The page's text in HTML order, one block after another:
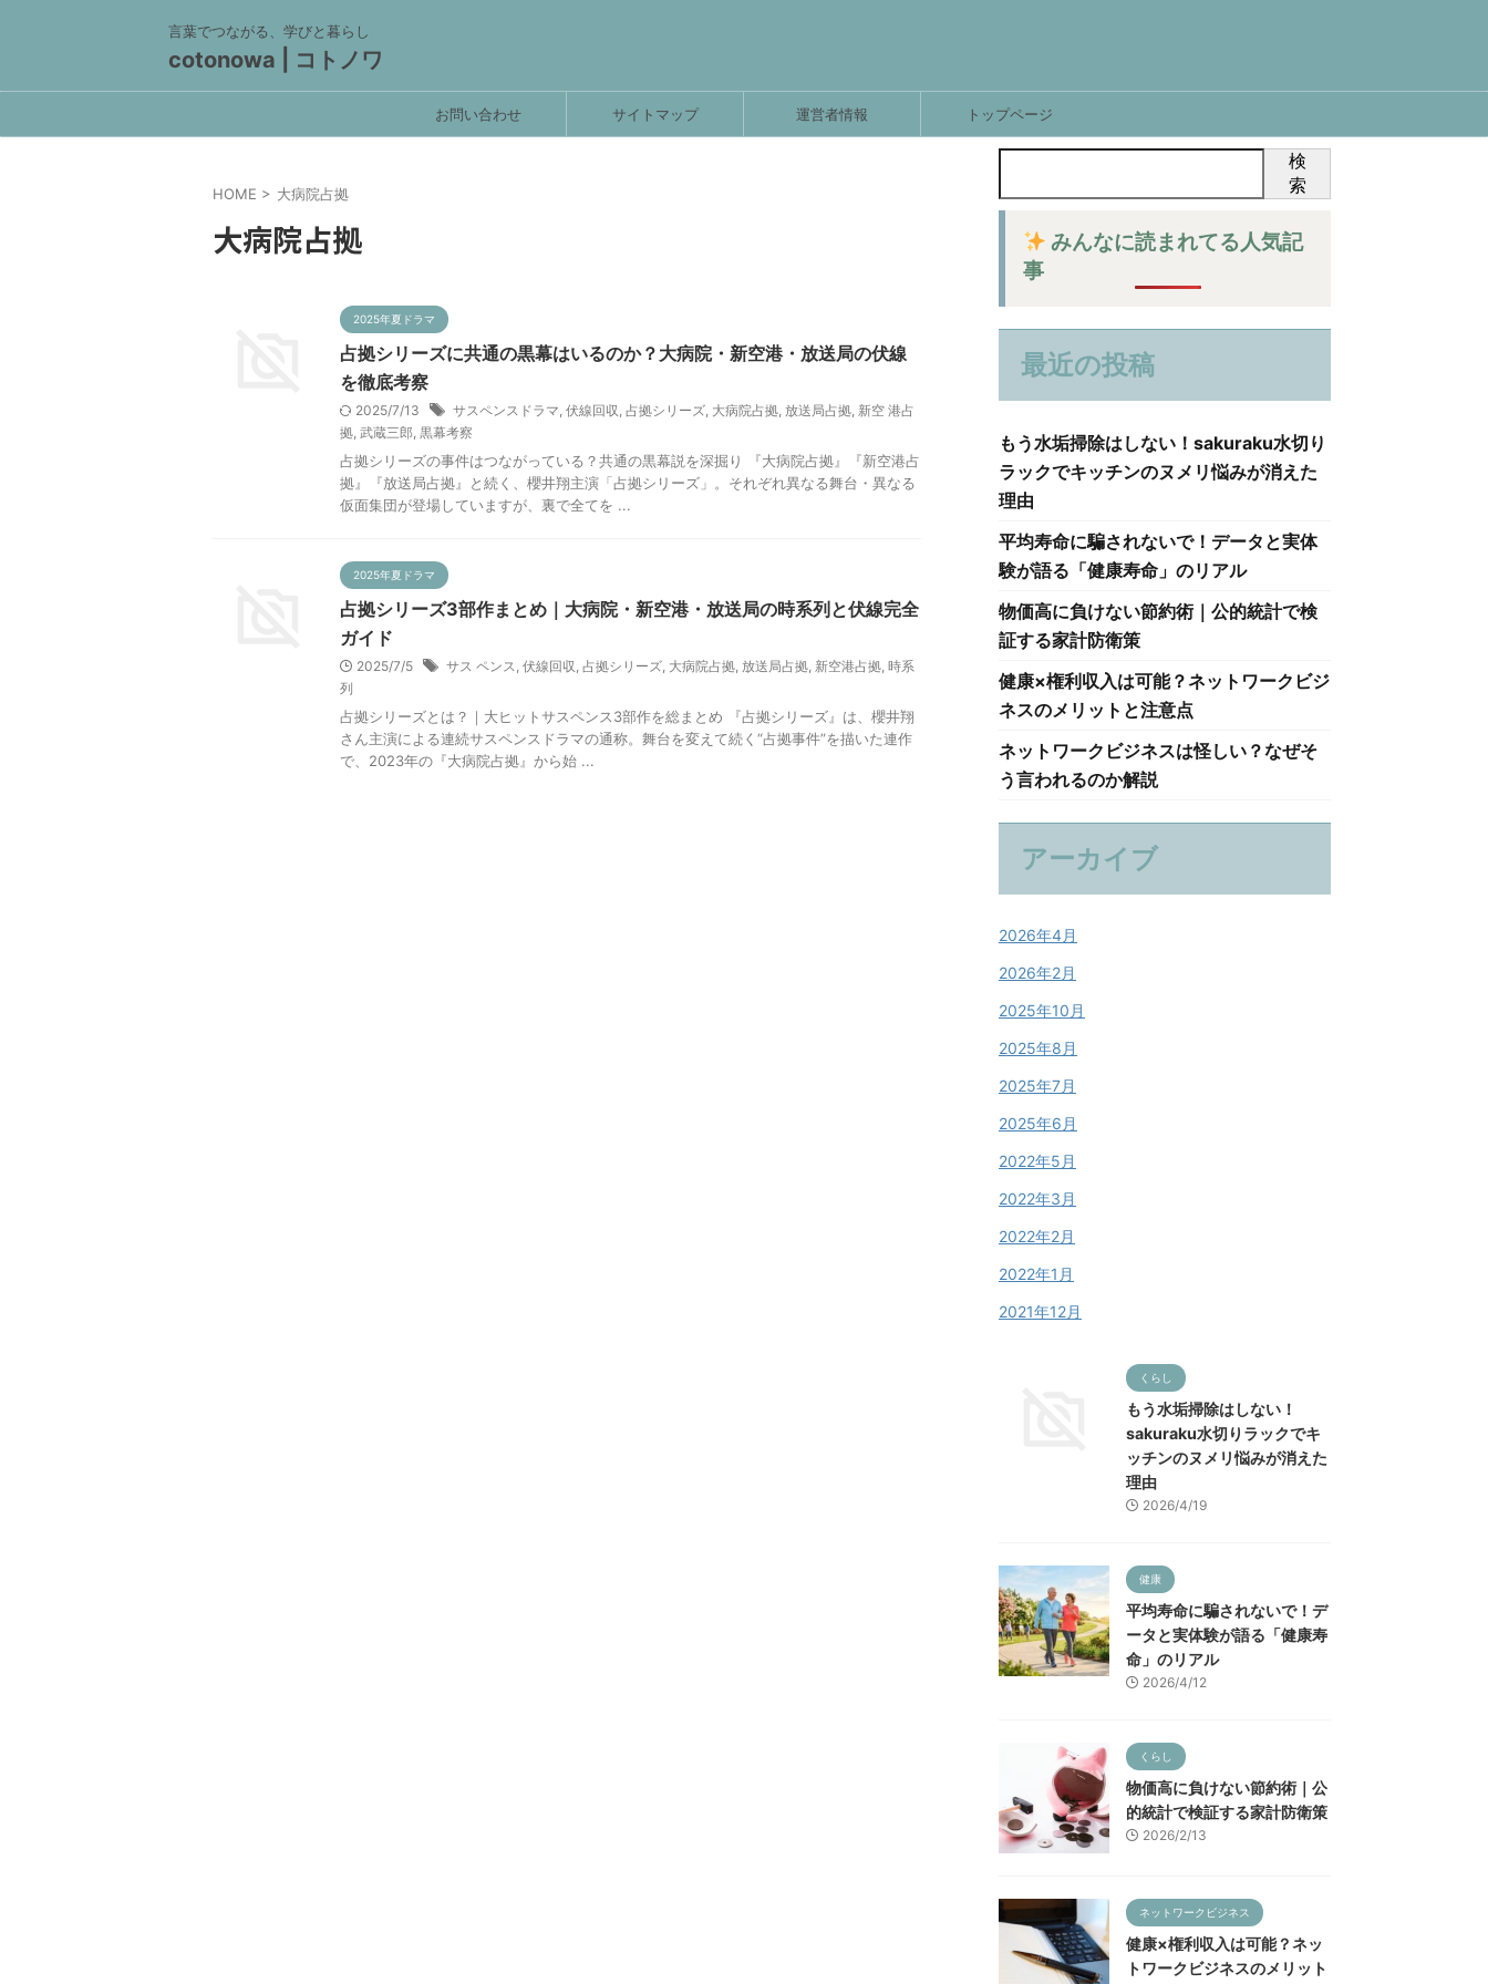
言葉でつながる、学びと暮らし
cotonowa | コトノワ
お問い合わせ サイトマップ 運営者情報 トップページ
HOME > 大病院占拠
大病院占拠
2025年夏ドラマ
占拠シリーズに共通の黒幕はいるのか？大病院・新空港・放送局の伏線
を徹底考察
2025/7/13 サスペンスドラマ, 伏線回収, 占拠シリーズ, 大病院占拠, 放送局占拠, 新空 港占
拠, 武蔵三郎, 黒幕考察
占拠シリーズの事件はつながっている？共通の黒幕説を深掘り 『大病院占拠』『新空港占
拠』『放送局占拠』と続く、櫻井翔主演「占拠シリーズ」。それぞれ異なる舞台・異なる
仮面集団が登場していますが、裏で全てを ...
2025年夏ドラマ
占拠シリーズ3部作まとめ｜大病院・新空港・放送局の時系列と伏線完全
ガイド
2025/7/5 サス ペンス, 伏線回収, 占拠シリーズ, 大病院占拠, 放送局占拠, 新空港占拠, 時系
列
占拠シリーズとは？｜大ヒットサスペンス3部作を総まとめ 『占拠シリーズ』は、櫻井翔
さん主演による連続サスペンスドラマの通称。舞台を変えて続く“占拠事件”を描いた連作
で、2023年の『大病院占拠』から始 ...
検
索
みんなに読まれてる人気記
事
最近の投稿
もう水垢掃除はしない！sakuraku水切り
ラックでキッチンのヌメリ悩みが消えた
理由
平均寿命に騙されないで！データと実体
験が語る「健康寿命」のリアル
物価高に負けない節約術｜公的統計で検
証する家計防衛策
健康×権利収入は可能？ネットワークビジ
ネスのメリットと注意点
ネットワークビジネスは怪しい？なぜそ
う言われるのか解説
アーカイブ
2026年4月
2026年2月
2025年10月
2025年8月
2025年7月
2025年6月
2022年5月
2022年3月
2022年2月
2022年1月
2021年12月
くらし
もう水垢掃除はしない！
sakuraku水切りラックでキ
ッチンのヌメリ悩みが消えた
理由
2026/4/19
健康
平均寿命に騙されないで！デ
ータと実体験が語る「健康寿
命」のリアル
2026/4/12
くらし
物価高に負けない節約術｜公
的統計で検証する家計防衛策
2026/2/13
ネットワークビジネス
健康×権利収入は可能？ネッ
トワークビジネスのメリット